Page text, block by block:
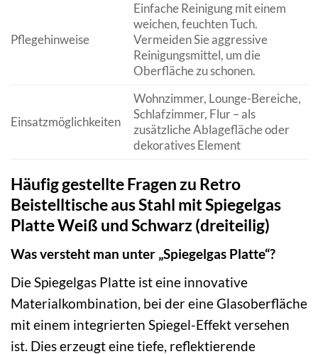
Pflegehinweise
Einfache Reinigung mit einem
weichen, feuchten Tuch.
Vermeiden Sie aggressive
Reinigungsmittel, um die
Oberfläche zu schonen.
Einsatzmöglichkeiten
Wohnzimmer, Lounge-Bereiche,
Schlafzimmer, Flur – als
zusätzliche Ablagefläche oder
dekoratives Element
Häufig gestellte Fragen zu Retro
Beistelltische aus Stahl mit Spiegelgas
Platte Weiß und Schwarz (dreiteilig)
Was versteht man unter „Spiegelgas Platte“?
Die Spiegelgas Platte ist eine innovative
Materialkombination, bei der eine Glasoberfläche
mit einem integrierten Spiegel-Effekt versehen
ist. Dies erzeugt eine tiefe, reflektierende